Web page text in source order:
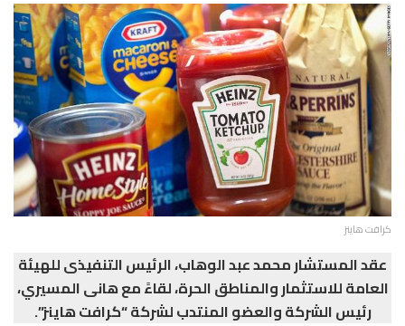
كرافت هاينز
عقد المستشار محمد عبد الوهاب، الرئيس التنفيذى للهيئة
العامة للاستثمار والمناطق الحرة، لقاءً مع هانى المسيري،
رئيس الشركة والعضو المنتدب لشركة “كرافت هاينز”.